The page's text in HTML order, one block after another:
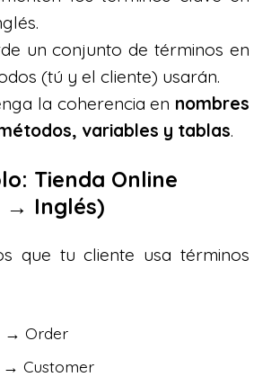
un conjunto de términos en
(tú y el cliente) usarán.
la coherencia en nombres
variables y tablas.
Tienda Online
→ Inglés)
que tu cliente usa términos
→ Order
→ Customer